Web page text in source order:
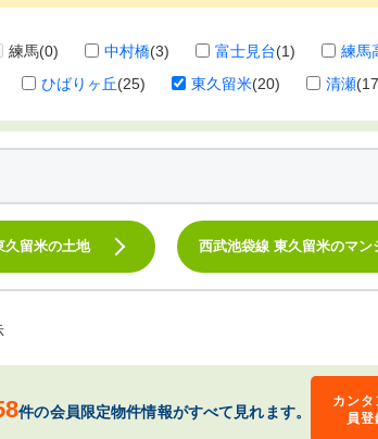
練馬(0) 中村橋(3) 富士見台(1) 練馬
ひばりヶ丘(25) 東久留米(20) 清瀬
久留米の土地 西武池袋線 東久留米のマン
件の会員限定物件情報がすべて見れます。
カンタ
員登